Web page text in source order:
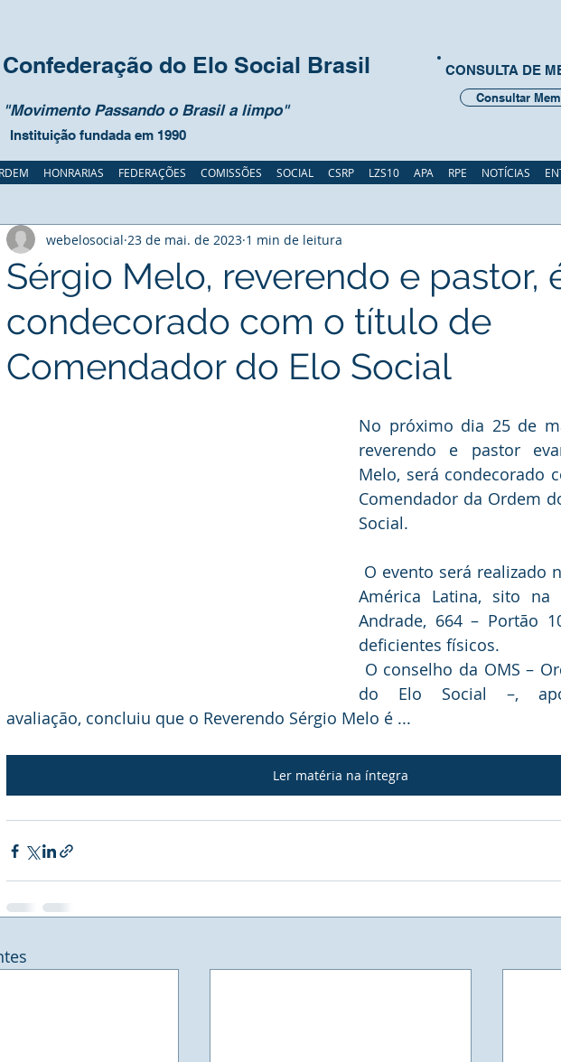
Confederação do Elo Social Brasil
"Movimento Passando o Brasil a limpo"
Instituição fundada em 1990
CONSULTA DE
Consultar
Sérgio Melo, reverendo e pastor,
condecorado com o título de
Comendador do Elo Social
webelosocial 23 de mai. de 2023 1 min de leitura
No próximo dia 25 de
reverendo e pastor
Melo, será condecorado
Comendador da Ordem
Social.
América Latina, sito na
Andrade, 664 – Portão
deficientes físicos.
do Elo Social –,
avaliação, concluiu que o Reverendo Sérgio Melo é ...
Ler matéria na íntegra
HONRARIAS FEDERAÇÕES COMISSÕES SOCIAL CSRP LZS10 APA RPE NOTÍCIAS